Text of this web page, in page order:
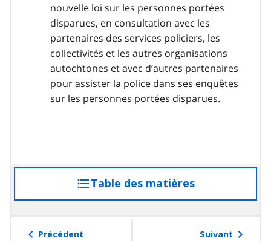
nouvelle loi sur les personnes portées
disparues, en consultation avec les
partenaires des services policiers, les
collectivités et les autres organisations
autochtones et avec d’autres partenaires
pour assister la police dans ses enquêtes
sur les personnes portées disparues.
Table des matières
à
table
Précédent Suivant